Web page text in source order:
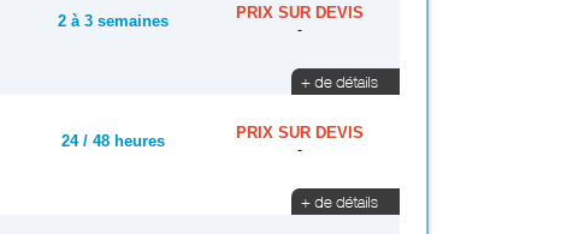
2 à 3 semaines PRIX SUR DEVIS
-
24 / 48 heures PRIX SUR DEVIS
-